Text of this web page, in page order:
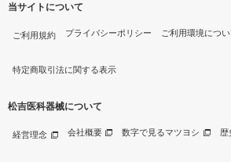
当サイトについて
ご利用規約 プライバシーポリシー ご利用環境につい
特定商取引法に関する表示
松吉医科器械について
経営理念 会社概要 数字で見るマツヨシ 歴